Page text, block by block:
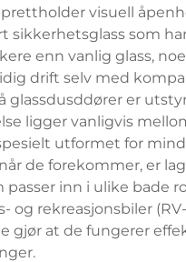
visuell
sikkerhetsglass som
enn vanlig glass,
drift selv med
glassdusddører er
ligger vanligvis
utformet for
de forekommer, er
inn i ulike bade
rekreasjonsbiler
gjør at de fungerer